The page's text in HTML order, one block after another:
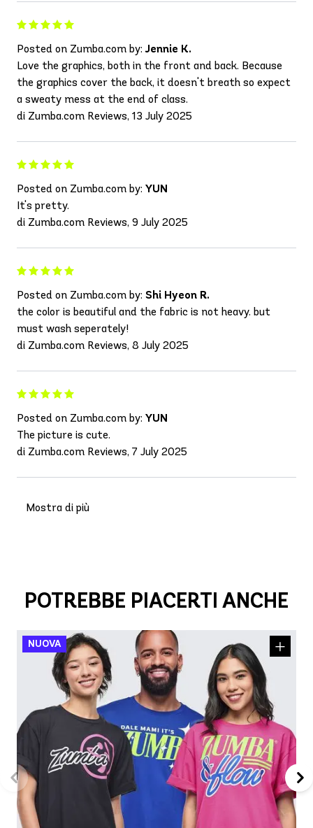
Posted on Zumba.com by:Jennie K.
Love the graphics, both in the front and back. Because
the graphics cover the back, it doesn't breath so expect
a sweaty mess at the end of class.
di Zumba.com Reviews, 13 July 2025
Posted on Zumba.com by: YUN
It's pretty.
di Zumba.com Reviews, 9 July 2025
Posted on Zumba.com by: Shi Hyeon R.
the color is beautiful and the fabric is not heavy. but
must wash seperately!
di Zumba.com Reviews, 8 July 2025
Posted on Zumba.com by: YUN
The picture is cute.
di Zumba.com Reviews, 7 July 2025
Mostra di più
POTREBBE PIACERTI ANCHE